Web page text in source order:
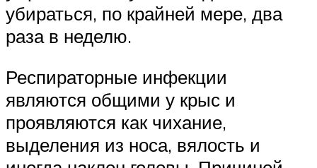
убираться, по крайней мере, два
раза в неделю.
Респираторные инфекции
являются общими у крыс и
проявляются как чихание,
выделения из носа, вялость и